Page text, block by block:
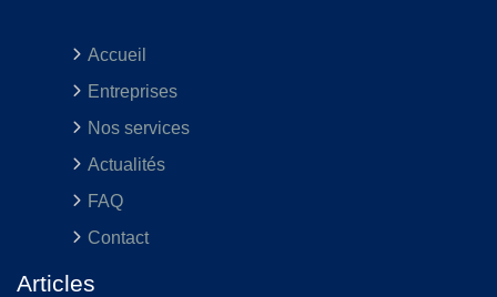
Accueil
Entreprises
Nos services
Actualités
FAQ
Contact
Articles